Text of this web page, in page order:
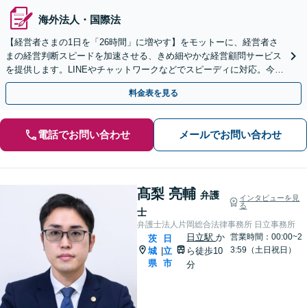
海外法人・国際法
【経営者さまの1日を「26時間」に増やす】をモットーに、経営者さ
まの経営判断スピードを加速させる、きめ細やかな経営顧問サービス
を提供します。LINEやチャットワークなどでスピーディに対応。今後
問題となりそうな経営課題までご相談を承ります
料金表を見る
電話でお問い合わせ メールでお問い合わせ
髙梨 亮輔 弁護
士
インタビューを見
る
弁護士法人片岡総合法律事務所 日立事務所
茨
城
県
日
立
市
日立駅か
ら徒歩10
分
営業時間：00:00~2
3:59（土日祝日）